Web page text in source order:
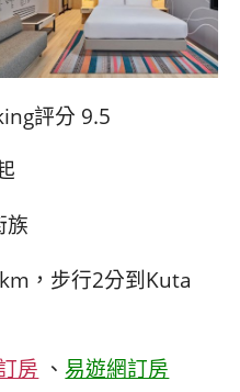
評分 9.5
族
，步行2分到Kuta
房 、 易遊網訂房